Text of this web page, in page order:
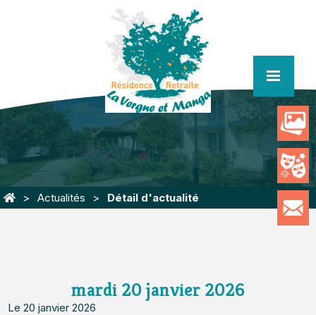
menu
Actualités Détail d'actualité
mardi 20 janvier 2026
Le 20 janvier 2026